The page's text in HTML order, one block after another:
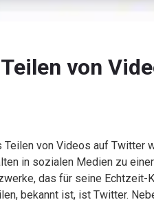
von
von Videos auf Twitter
in sozialen Medien zu
das für seine Echtzeit-
bekannt ist, ist Twitter.